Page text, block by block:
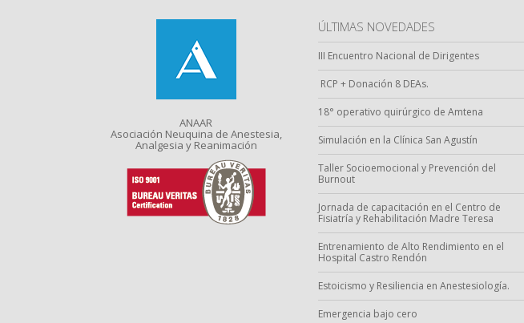
ANAAR
Asociación Neuquina de Anestesia,
Analgesia y Reanimación
ÚLTIMAS NOVEDADES
III Encuentro Nacional de Dirigentes
RCP + Donación 8 DEAs.
18° operativo quirúrgico de Amtena
Simulación en la Clínica San Agustín
Taller Socioemocional y Prevención del
Burnout
Jornada de capacitación en el Centro de
Fisiatría y Rehabilitación Madre Teresa
Entrenamiento de Alto Rendimiento en el
Hospital Castro Rendón
Estoicismo y Resiliencia en Anestesiología.
Emergencia bajo cero